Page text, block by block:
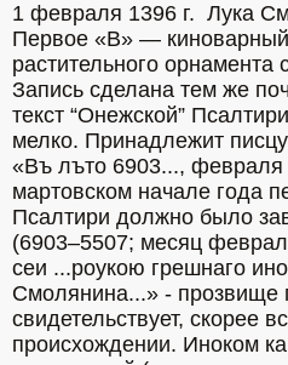
1 февраля 1396 г.  Лука
Первое «В» —
растительного орнамента
Запись сделана тем же
текст “Онежской”
мелко. Принадлежит
«Въ лъто 6903..., февраля
мартовском начале года
Псалтири должно было
(6903–5507; месяц
сеи ...роукою грешнаго
Смолянина...» - прозвище
свидетельствует, скорее
происхождении. Иноком